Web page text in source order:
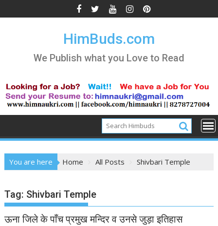
to
HimBuds.com
We Publish what you Love to Read
You are here Home All Posts Shivbari Temple
Tag: Shivbari Temple
ऊना जिले के पाँच प्रमुख मन्दिर व उनसे जुड़ा इतिहास